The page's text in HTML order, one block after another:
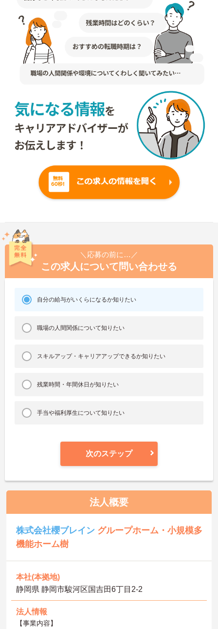
＼応募の前に…／
この求人について問い合わせる
自分の給与がいくらになるか知りたい
職場の人間関係について知りたい
スキルアップ・キャリアアップできるか知りたい
残業時間・年間休日が知りたい
手当や福利厚生について知りたい
次のステップ
法人概要
株式会社櫻ブレイン グループホーム・小規模多
機能ホーム樹
本社(本拠地)
静岡県 静岡市駿河区国吉田6丁目2-2
法人情報
【事業内容】